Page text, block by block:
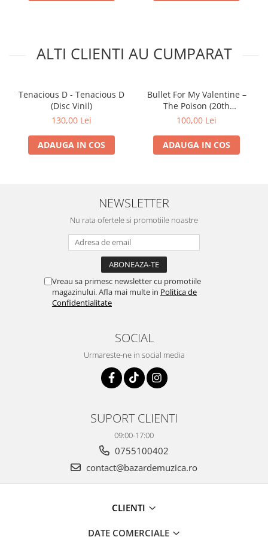
ALTI CLIENTI AU CUMPARAT
Tenacious D - Tenacious D
(Disc Vinil)
130,00 Lei
ADAUGA IN COS
Bullet For My Valentine –
The Poison (20th
Anniversary Edition) (CD)
100,00 Lei
ADAUGA IN COS
NEWSLETTER
Nu rata ofertele si promotiile noastre
Vreau sa primesc newsletter cu promotiile
magazinului. Afla mai multe in Politica de
Confidentialitate
SOCIAL
Urmareste-ne in social media
SUPORT CLIENTI
09:00-17:00
0755100402
contact@bazardemuzica.ro
CLIENTI
DATE COMERCIALE